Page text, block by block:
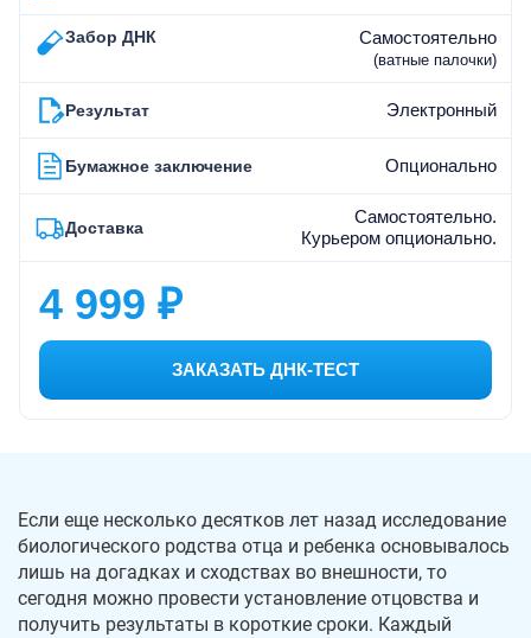
Забор ДНК Самостоятельно
(ватные палочки)
Результат Электронный
Бумажное заключение Опционально
Доставка
Самостоятельно.
Курьером опционально.
4 999 ₽
ЗАКАЗАТЬ ДНК-ТЕСТ
Если еще несколько десятков лет назад исследование
биологического родства отца и ребенка основывалось
лишь на догадках и сходствах во внешности, то
сегодня можно провести установление отцовства и
получить результаты в короткие сроки. Каждый